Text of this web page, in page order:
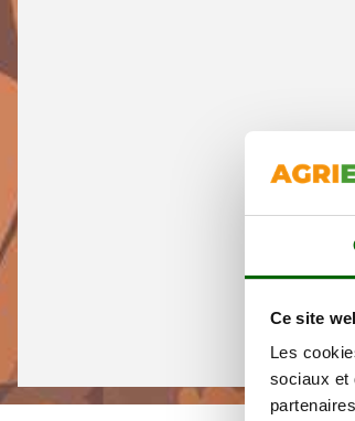
Ce site
Les
sociaux et